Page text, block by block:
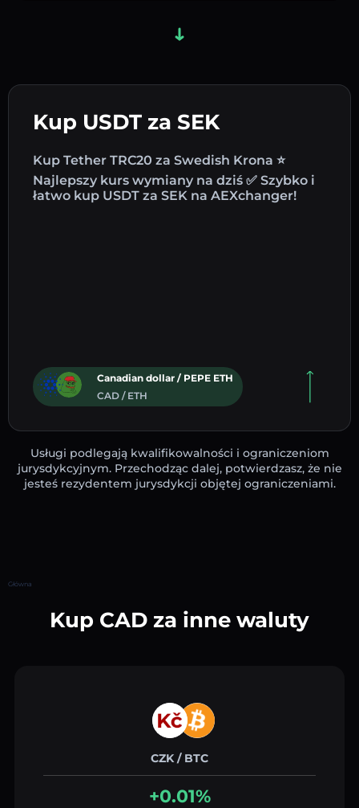
Kup USDT za SEK
Kup Tether TRC20 za Swedish Krona ⭐
Najlepszy kurs wymiany na dziś ✅ Szybko i
łatwo kup USDT za SEK na AEXchanger!
Canadian dollar / PEPE ETH
CAD / ETH
Usługi podlegają kwalifikowalności i ograniczeniom
jurysdykcyjnym. Przechodząc dalej, potwierdzasz, że nie
jesteś rezydentem jurysdykcji objętej ograniczeniami.
Główna
Kup CAD za inne waluty
CZK / BTC
+0.01%